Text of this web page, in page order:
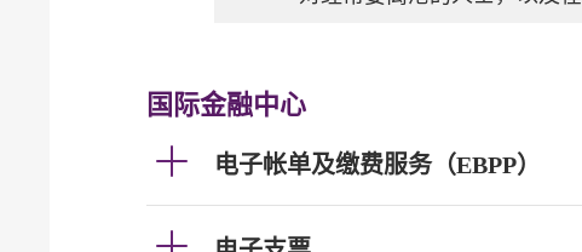
国际金融中心
电子帐单及缴费服务（EBPP）